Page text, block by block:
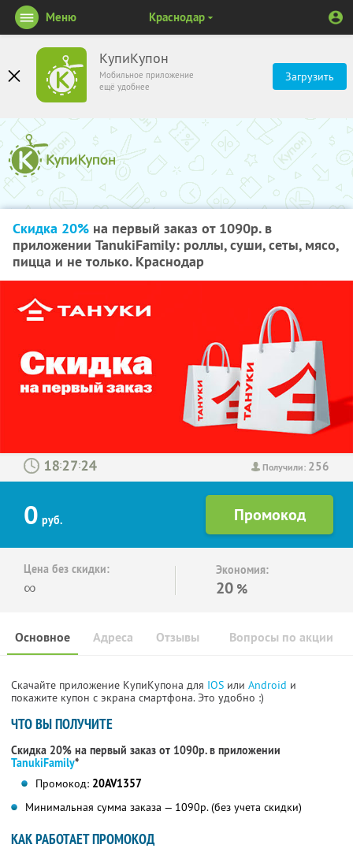
КупиКупон
Мобильное приложение
ещё удобнее
Загрузить
Меню Краснодар
Скидка 20% на первый заказ от 1090р. в
приложении TanukiFamily: роллы, суши, сеты, мясо,
пицца и не только. Краснодар
Получили: 256
: :
0 руб.
Цена без скидки:
∞
Экономия:
20 %
Основное Отзывы Вопросы по акции
Адреса
Скачайте приложение КупиКупона для IOS или Android и
покажите купон с экрана смартфона. Это удобно :)
ЧТО ВЫ ПОЛУЧИТЕ
Скидка 20% на первый заказ от 1090р. в приложении
TanukiFamily*
Промокод: 20AV1357
Минимальная сумма заказа — 1090р. (без учета скидки)
КАК РАБОТАЕТ ПРОМОКОД